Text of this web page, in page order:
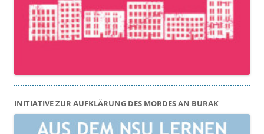
INITIATIVE ZUR AUFKLÄRUNG DES MORDES AN BURAK